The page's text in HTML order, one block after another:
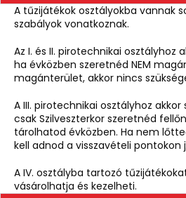
A tűzijátékok osztályokba vannak
szabályok vonatkoznak.
Az I. és II. pirotechnikai osztályhoz
ha évközben szeretnéd NEM
magánterület, akkor nincs
A III. pirotechnikai osztályhoz
csak Szilveszterkor szeretnéd
tárolhatod évközben. Ha nem
kell adnod a visszavételi pontokon
A IV. osztályba tartozó
vásárolhatja és kezelheti.